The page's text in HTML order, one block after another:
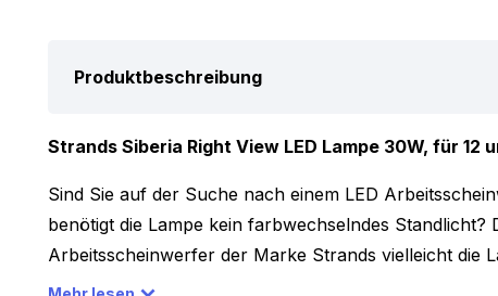
Produktbeschreibung
Strands Siberia Right View LED Lampe 30W, für 12
Sind Sie auf der Suche nach einem LED
benötigt die Lampe kein farbwechselndes Standlicht?
Arbeitsscheinwerfer der Marke Strands vielleicht die
mit 6 LEDs ausgestattet, die zusammen für eine